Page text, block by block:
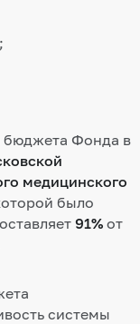
;
бюджета Фонда в
медицинского
было
91% от
системы